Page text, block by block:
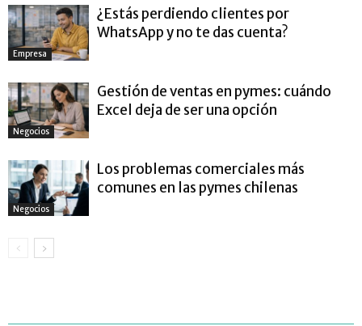
Empresa
¿Estás perdiendo clientes por
WhatsApp y no te das cuenta?
Negocios
Gestión de ventas en pymes: cuándo
Excel deja de ser una opción
Negocios
Los problemas comerciales más
comunes en las pymes chilenas